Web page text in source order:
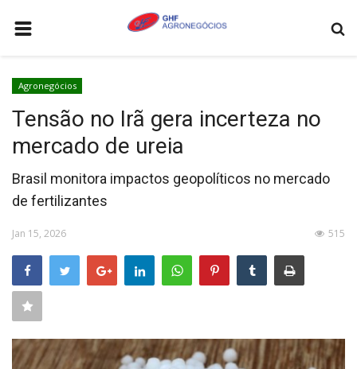
AGRONEGÓCIOS
LEILÕES
FEIRAS E EVENTOS
LOGÍSTICA
COLUNISTA
QUEM SOMOS
CONTATO
Agronegócios
Tensão no Irã gera incerteza no
mercado de ureia
Brasil monitora impactos geopolíticos no mercado
de fertilizantes
Jan 15, 2026 515